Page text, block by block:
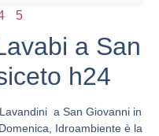
5
a San
h24
a San Giovanni in
Idroambiente è la